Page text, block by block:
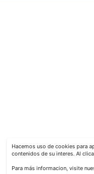
Hacemos uso de cookies para
contenidos de su interes. Al
Para más informacion, visite